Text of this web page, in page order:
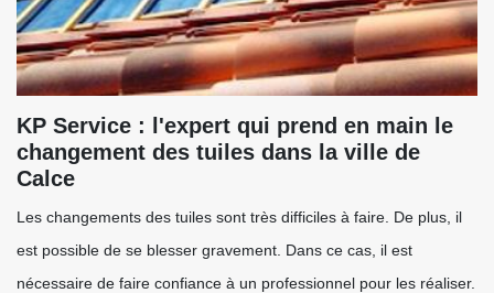
KP Service : l'expert qui prend en main le
changement des tuiles dans la ville de
Calce
Les changements des tuiles sont très difficiles à faire. De plus, il
est possible de se blesser gravement. Dans ce cas, il est
nécessaire de faire confiance à un professionnel pour les réaliser.